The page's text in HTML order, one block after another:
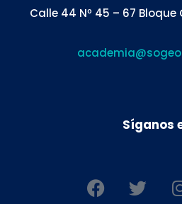
Calle 44 Nº 45 – 67 Bloque
Síganos
F
a
T
w